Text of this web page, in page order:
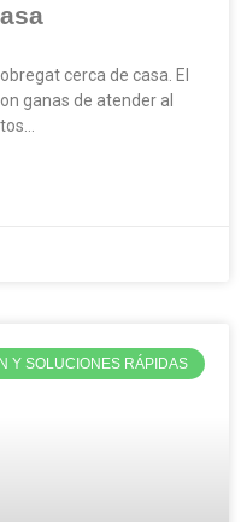
cerca de casa. El
ganas de atender al
Y SOLUCIONES RÁPIDAS